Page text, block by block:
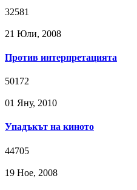
32581
21 Юли, 2008
Против интерпретацията
50172
01 Яну, 2010
Упадъкът на киното
44705
19 Ное, 2008